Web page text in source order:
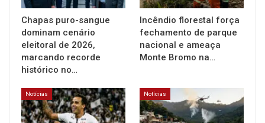
Chapas puro-sangue
dominam cenário
eleitoral de 2026,
marcando recorde
histórico no…
Incêndio florestal força
fechamento de parque
nacional e ameaça
Monte Bromo na…
Notícias Notícias